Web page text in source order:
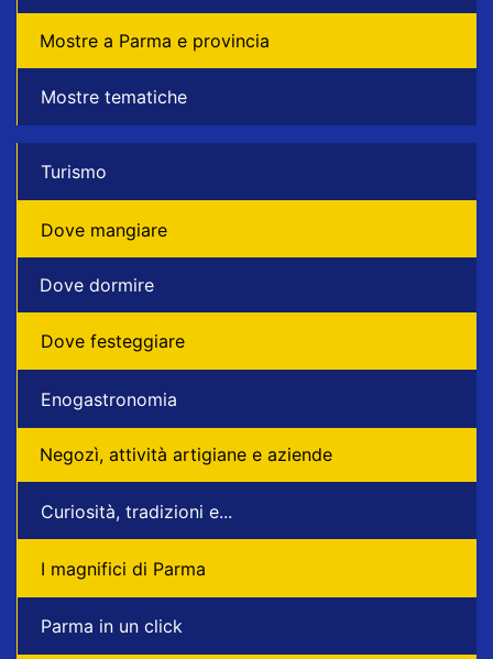
Mostre a Parma e provincia
Mostre tematiche
Turismo
Dove mangiare
Dove dormire
Dove festeggiare
Enogastronomia
Negozì, attività artigiane e aziende
Curiosità, tradizioni e...
I magnifici di Parma
Parma in un click